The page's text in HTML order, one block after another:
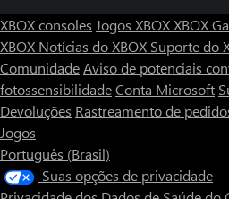
XBOX consoles Jogos XBOXXBOX
XBOX Notícias do XBOX Suporte do
ComunidadeAviso de potenciais
fotossensibilidadeConta Microsoft
Devoluções Rastreamento de
Jogos
Português (Brasil)
Suas opções de privacidade